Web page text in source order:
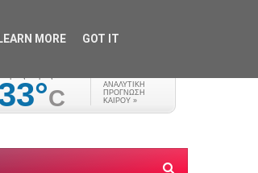
LEARN MORE GOT IT